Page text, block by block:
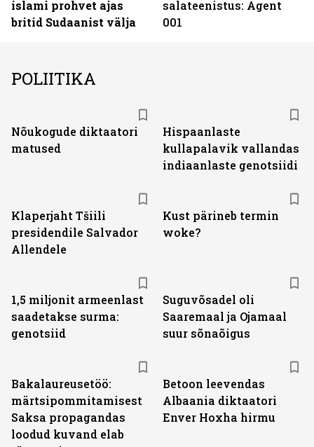
islami prohvet ajas
britid Sudaanist välja
salateenistus: Agent
001
POLIITIKA
Nõukogude diktaatori
matused
Hispaanlaste
kullapalavik vallandas
indiaanlaste genotsiidi
Klaperjaht Tšiili
presidendile Salvador
Allendele
Kust pärineb termin
woke?
1,5 miljonit armeenlast
saadetakse surma:
genotsiid
Suguvõsadel oli
Saaremaal ja Ojamaal
suur sõnaõigus
Bakalaureusetöö:
märtsipommitamisest
Saksa propagandas
loodud kuvand elab
Betoon leevendas
Albaania diktaatori
Enver Hoxha hirmu